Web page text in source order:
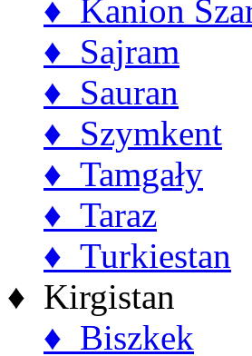
♦ Kanion
♦ Sajram
♦ Sauran
♦ Szymkent
♦ Tamgały
♦ Taraz
♦ Turkiestan
♦ Kirgistan
♦ Biszkek